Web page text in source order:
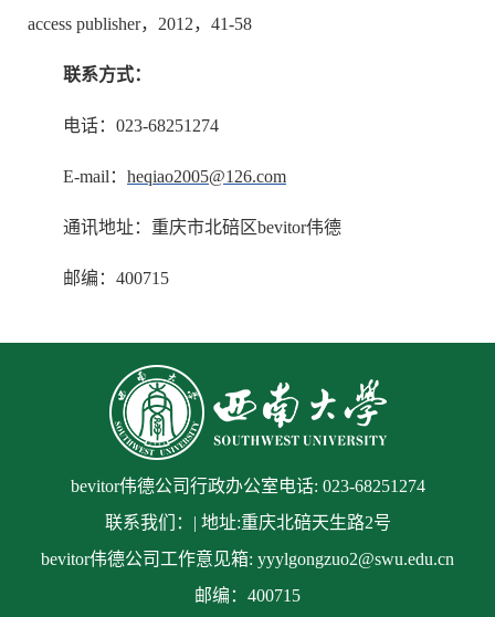
access publisher，2012，41-58
联系方式：
电话：023-68251274
E-mail： heqiao2005@126.com
通讯地址：重庆市北碚区bevitor伟德
邮编：400715
bevitor伟德公司行政办公室电话: 023-68251274
联系我们：| 地址:重庆北碚天生路2号
bevitor伟德公司工作意见箱: yyylgongzuo2@swu.edu.cn
邮编：400715